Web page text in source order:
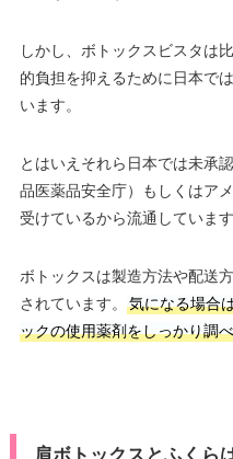
しかし、ボトックスビスタは
的負担を抑えるために日本で
います。
とはいえそれら日本では未承
品医薬品安全庁）もしくはア
受けているから流通しています
ボトックスは製造方法や配送
されています。
気になる場合
ックの使用薬剤をしっかり調